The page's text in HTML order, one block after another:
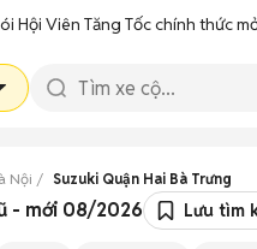
Hội Viên Tăng Tốc chính thức
Nội Suzuki Quận Hai Bà Trưng
- mới 08/2026 Lưu tìm